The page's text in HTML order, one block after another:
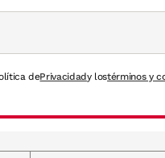
dePrivacidady lostérminos y